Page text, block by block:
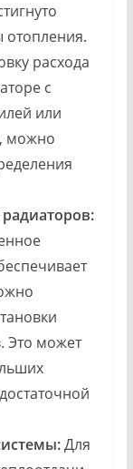
отопления.
расхода
с
или
можно
Это может
Для